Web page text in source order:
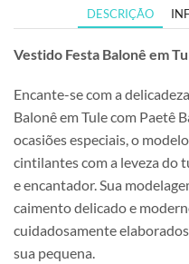
DESCRIÇÃO
Vestido Festa Balonê em
Encante-se com a
Balonê em Tule com Paetê
ocasiões especiais, o
cintilantes com a leveza do
e encantador. Sua
caimento delicado e
cuidadosamente
sua pequena.